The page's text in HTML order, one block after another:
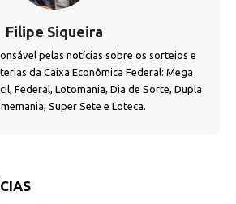
Filipe Siqueira
pelas notícias sobre os sorteios e
da Caixa Econômica Federal: Mega
Federal, Lotomania, Dia de Sorte, Dupla
Super Sete e Loteca.